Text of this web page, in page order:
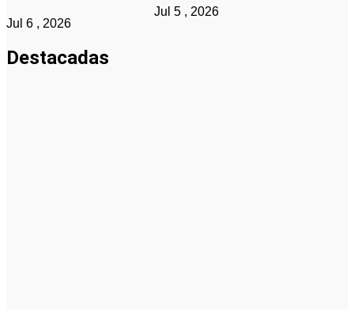
Jul 6 , 2026
Jul 5 , 2026
Destacadas